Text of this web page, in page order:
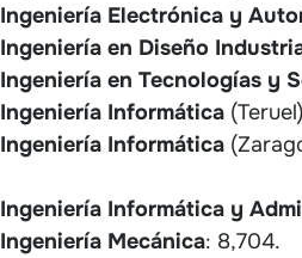
Ingeniería Electrónica y
Ingeniería en Diseño
Ingeniería en Tecnologías y
Ingeniería Informática
Ingeniería Informática
Ingeniería Informática y
Ingeniería Mecánica: 8,704.